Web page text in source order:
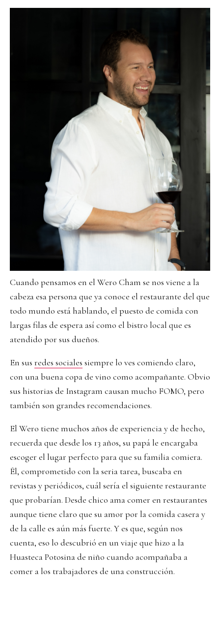
Cuando pensamos en el Wero Cham se nos viene a la
cabeza esa persona que ya conoce el restaurante del que
todo mundo está hablando, el puesto de comida con
largas filas de espera así como el bistro local que es
atendido por sus dueños.
En sus redes sociales siempre lo ves comiendo claro,
con una buena copa de vino como acompañante. Obvio
sus historias de Instagram causan mucho FOMO, pero
también son grandes recomendaciones.
El Wero tiene muchos años de experiencia y de hecho,
recuerda que desde los 13 años, su papá le encargaba
escoger el lugar perfecto para que su familia comiera.
Él, comprometido con la seria tarea, buscaba en
revistas y periódicos, cuál sería el siguiente restaurante
que probarían. Desde chico ama comer en restaurantes
aunque tiene claro que su amor por la comida casera y
de la calle es aún más fuerte. Y es que, según nos
cuenta, eso lo descubrió en un viaje que hizo a la
Huasteca Potosina de niño cuando acompañaba a
comer a los trabajadores de una construcción.